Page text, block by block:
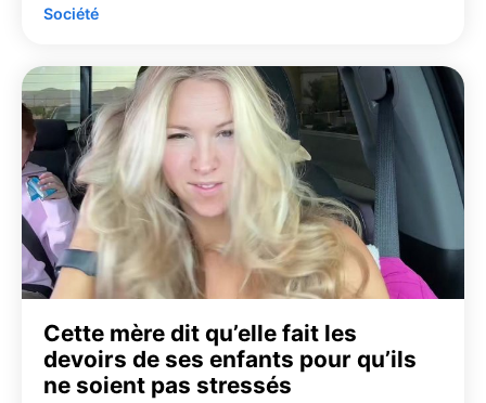
Société
Cette mère dit qu’elle fait les
devoirs de ses enfants pour qu’ils
ne soient pas stressés